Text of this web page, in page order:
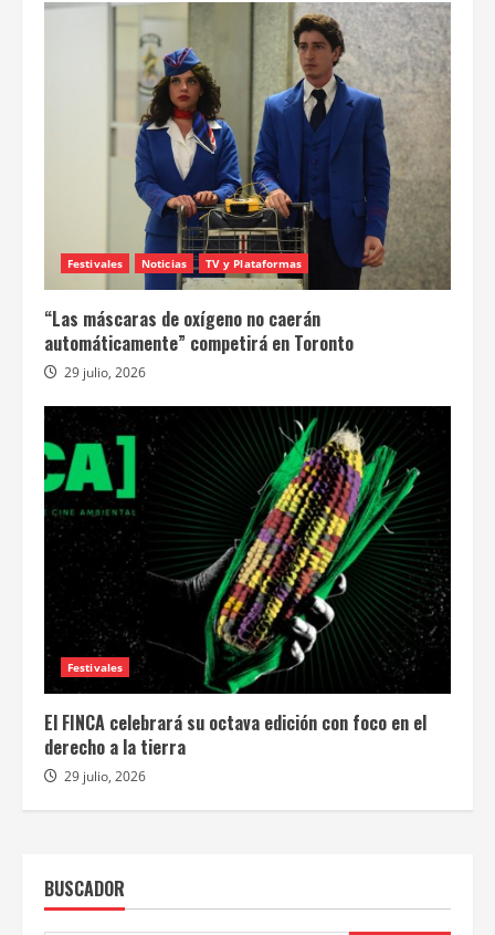
Festivales Noticias TV y Plataformas
“Las máscaras de oxígeno no caerán
automáticamente” competirá en Toronto
29 julio, 2026
Festivales
El FINCA celebrará su octava edición con foco en el
derecho a la tierra
29 julio, 2026
BUSCADOR